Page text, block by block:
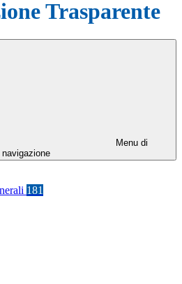
Trasparente
Menu di
navigazione
181